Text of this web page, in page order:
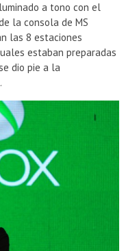
a tono con el
la consola de MS
las 8 estaciones
estaban preparadas
dio pie a la